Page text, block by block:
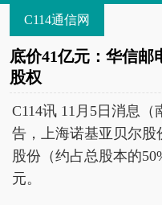
C114通信网
底价41亿元：华信邮
股权
C114讯 11月5日消息
告，上海诺基亚贝尔股
股份（约占总股本的
元。